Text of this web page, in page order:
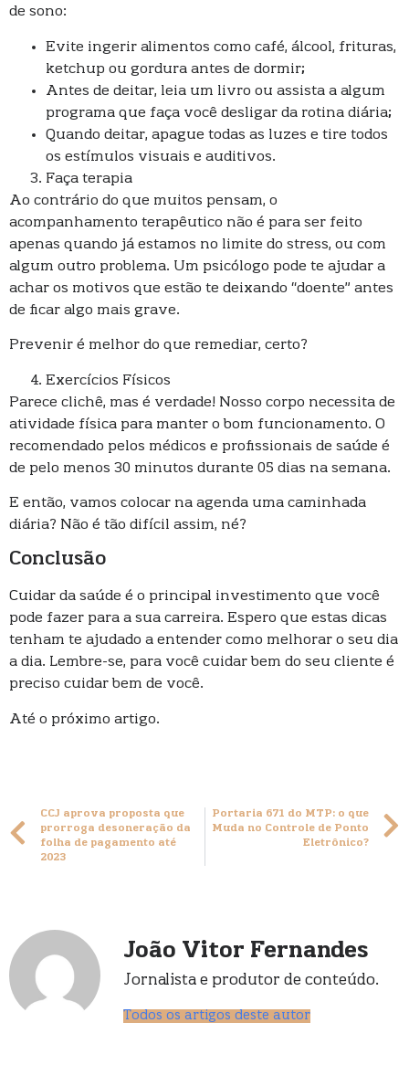
de sono:
Evite ingerir alimentos como café, álcool, frituras,
ketchup ou gordura antes de dormir;
Antes de deitar, leia um livro ou assista a algum
programa que faça você desligar da rotina diária;
Quando deitar, apague todas as luzes e tire todos
os estímulos visuais e auditivos.
Faça terapia
Ao contrário do que muitos pensam, o
acompanhamento terapêutico não é para ser feito
apenas quando já estamos no limite do stress, ou com
algum outro problema. Um psicólogo pode te ajudar a
achar os motivos que estão te deixando “doente” antes
de ficar algo mais grave.
Prevenir é melhor do que remediar, certo?
Exercícios Físicos
Parece clichê, mas é verdade! Nosso corpo necessita de
atividade física para manter o bom funcionamento. O
recomendado pelos médicos e profissionais de saúde é
de pelo menos 30 minutos durante 05 dias na semana.
E então, vamos colocar na agenda uma caminhada
diária? Não é tão difícil assim, né?
Conclusão
Cuidar da saúde é o principal investimento que você
pode fazer para a sua carreira. Espero que estas dicas
tenham te ajudado a entender como melhorar o seu dia
a dia. Lembre-se, para você cuidar bem do seu cliente é
preciso cuidar bem de você.
Até o próximo artigo.
CCJ aprova proposta que
prorroga desoneração da
folha de pagamento até
2023
Portaria 671 do MTP: o que
Muda no Controle de Ponto
Eletrônico?
João Vitor Fernandes
Jornalista e produtor de conteúdo.
Todos os artigos deste autor